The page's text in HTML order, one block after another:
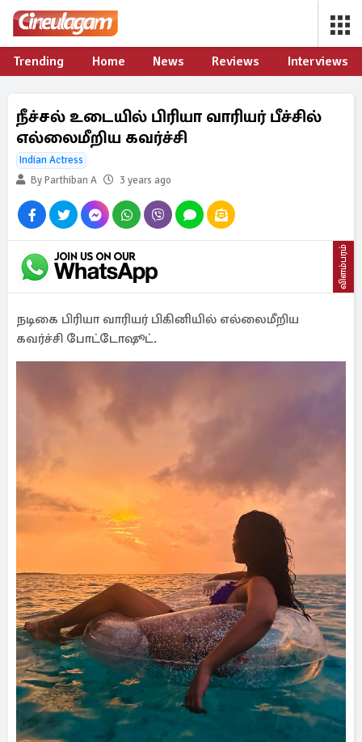
Trending Home News Reviews Interviews
நீச்சல் உடையில் பிரியா வாரியர் பீச்சில்
எல்லைமீறிய கவர்ச்சி
Indian Actress
By Parthiban A
3 years ago
விளம்பரம்
நடிகை பிரியா வாரியர் பிகினியில் எல்லைமீறிய
கவர்ச்சி போட்டோஷூட்.